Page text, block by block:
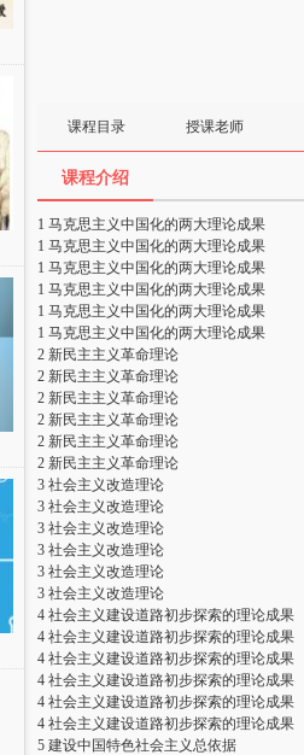
课程目录 授课老师
课程介绍
1 马克思主义中国化的两大理论成果
1 马克思主义中国化的两大理论成果
1 马克思主义中国化的两大理论成果
1 马克思主义中国化的两大理论成果
1 马克思主义中国化的两大理论成果
1 马克思主义中国化的两大理论成果
2 新民主主义革命理论
2 新民主主义革命理论
2 新民主主义革命理论
2 新民主主义革命理论
2 新民主主义革命理论
2 新民主主义革命理论
3 社会主义改造理论
3 社会主义改造理论
3 社会主义改造理论
3 社会主义改造理论
3 社会主义改造理论
3 社会主义改造理论
4 社会主义建设道路初步探索的理论成果
4 社会主义建设道路初步探索的理论成果
4 社会主义建设道路初步探索的理论成果
4 社会主义建设道路初步探索的理论成果
4 社会主义建设道路初步探索的理论成果
4 社会主义建设道路初步探索的理论成果
5 建设中国特色社会主义总依据